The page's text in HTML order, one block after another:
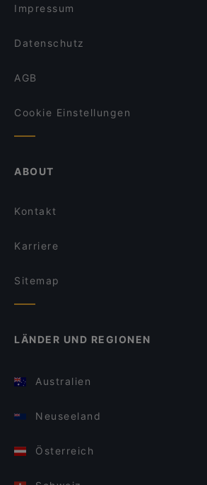
Impressum
Datenschutz
AGB
Cookie Einstellungen
ABOUT
Kontakt
Karriere
Sitemap
LÄNDER UND REGIONEN
Australien
Neuseeland
Österreich